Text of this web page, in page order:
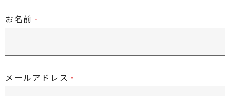
お名前
メールアドレス